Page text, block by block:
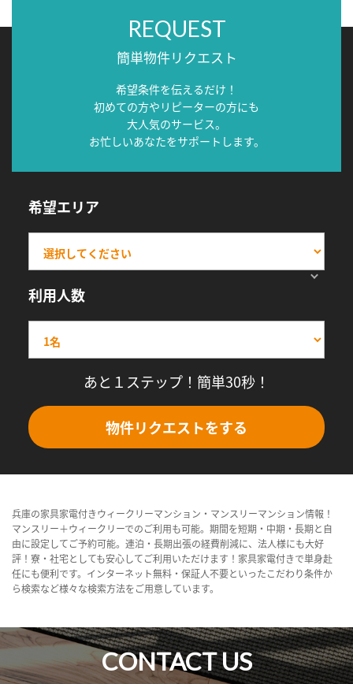
REQUEST
簡単物件リクエスト
希望条件を伝えるだけ！
初めての方やリピーターの方にも
大人気のサービス。
お忙しいあなたをサポートします。
希望エリア
利用人数
あと１ステップ！簡単30秒！
物件リクエストをする
兵庫の家具家電付きウィークリーマンション・マンスリーマンション情報！
マンスリー＋ウィークリーでのご利用も可能。期間を短期・中期・長期と自
由に設定してご予約可能。連泊・長期出張の経費削減に、法人様にも大好
評！寮・社宅としても安心してご利用いただけます！家具家電付きで単身赴
任にも便利です。インターネット無料・保証人不要といったこだわり条件か
ら検索など様々な検索方法をご用意しています。
CONTACT US